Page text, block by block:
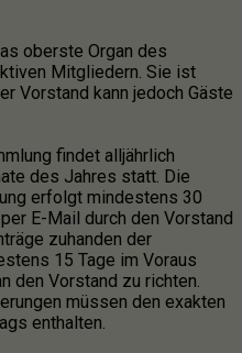
oberste Organ des
Mitgliedern. Sie ist
Vorstand kann jedoch Gäste
findet alljährlich
des Jahres statt. Die
erfolgt mindestens 30
E-Mail durch den Vorstand
zuhanden der
15 Tage im Voraus
den Vorstand zu richten.
müssen den exakten
enthalten.